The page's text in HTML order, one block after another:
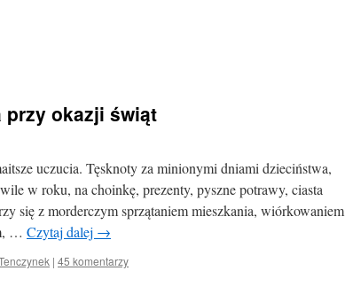
przy okazji świąt
uczucia. Tęsknoty za minionymi dniami dzieciństwa,
w roku, na choinkę, prezenty, pyszne potrawy, ciasta
się z morderczym sprzątaniem mieszkania, wiórkowaniem
… Czytaj dalej →
| 45 komentarzy